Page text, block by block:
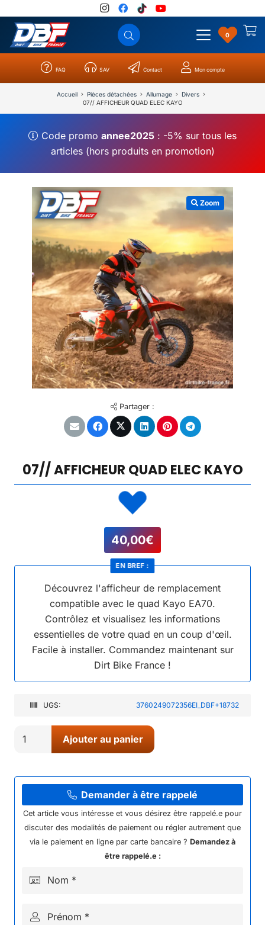
0
FAQ SAV Contact Mon compte
Accueil Pièces détachées Allumage
Divers
07// AFFICHEUR QUAD ELEC KAYO
Code promoannee2025 : -5% sur tous les
articles (hors produits en promotion)
Zoom
Partager :
07// AFFICHEUR QUAD ELEC KAYO
40,00€
Découvrez l'afficheur de remplacement
compatible avec le quad Kayo EA70.
Contrôlez et visualisez les informations
essentielles de votre quad en un coup d'œil.
Facile à installer. Commandez maintenant sur
Dirt Bike France !
EN BREF :
UGS: 3760249072356EI_DBF+18732
AFFICHEUR
ELEC
KAYO
Ajouter au panier
Demander à être rappelé
Cet article vous intéresse et vous désirez être rappelé.e pour
discuter des modalités de paiement ou régler autrement que
via le paiement en ligne par carte bancaire ? Demandez à
être rappelé.e :
Nom *
Prénom *
Catégories Résultats